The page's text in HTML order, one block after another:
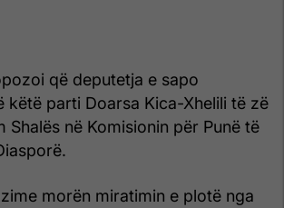
që deputetja e sapo
këtë parti Doarsa Kica-Xhelili të zë
Shalës në Komisionin për Punë të
morën miratimin e plotë nga